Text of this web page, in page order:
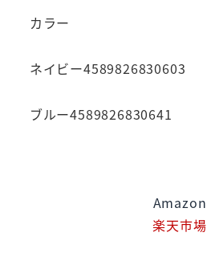
カラー
ネイビー4589826830603
ブルー4589826830641
Amazon
楽天市場